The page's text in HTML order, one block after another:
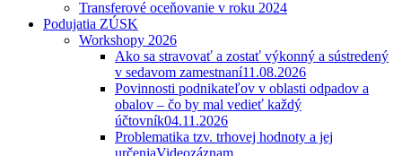
Transferové oceňovanie v roku 2024
Podujatia ZÚSK
Workshopy 2026
Ako sa stravovať a zostať výkonný a sústredený
v sedavom zamestnaní11.08.2026
Povinnosti podnikateľov v oblasti odpadov a
obalov – čo by mal vedieť každý
účtovník04.11.2026
Problematika tzv. trhovej hodnoty a jej
určeniaVideozáznam